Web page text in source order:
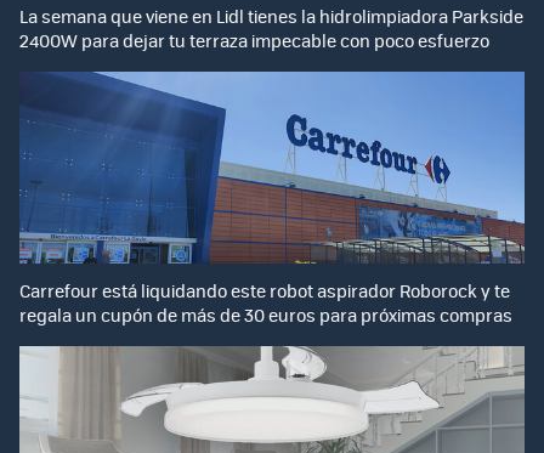
La semana que viene en Lidl tienes la hidrolimpiadora Parkside
2400W para dejar tu terraza impecable con poco esfuerzo
Carrefour está liquidando este robot aspirador Roborock y te
regala un cupón de más de 30 euros para próximas compras